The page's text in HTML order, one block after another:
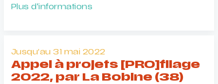
de
Théâtre
Molière
de
Rencontre
avec
Graines
Plus d'informations
Jusqu’au 31 mai 2022
Appel à projets [PRO]filage
2022, par La Bobine (38)